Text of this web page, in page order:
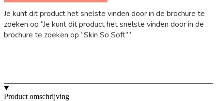
Je kunt dit product het snelste vinden door in de brochure te
zoeken op “Je kunt dit product het snelste vinden door in de
brochure te zoeken op “Skin So Soft””
Product omschrijving